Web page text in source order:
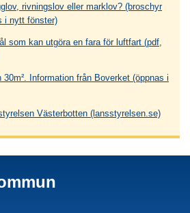
rivningslov eller marklov? (broschyr
i nytt fönster)
som kan utgöra en fara för luftfart (pdf,
30m². Information från Boverket (öppnas i
Västerbotten (lansstyrelsen.se)